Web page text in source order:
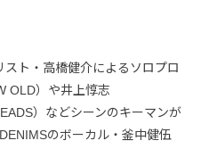
ト・高橋健介によるソロプロ
OLD）や井上惇志
）などシーンのキーマンが
のボーカル・釜中健伍